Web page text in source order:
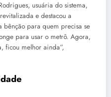
usuária do sistema,
e destacou a
bênção para quem precisa se
para usar o metrô. Agora,
ficou melhor ainda”,